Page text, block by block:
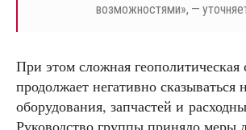
возможностями», —
При этом сложная геополитическая
продолжает негативно сказываться
оборудования, запчастей и